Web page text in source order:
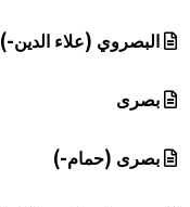
البصروي (علاء الدين-)
بصرى
بصرى (حمام-)